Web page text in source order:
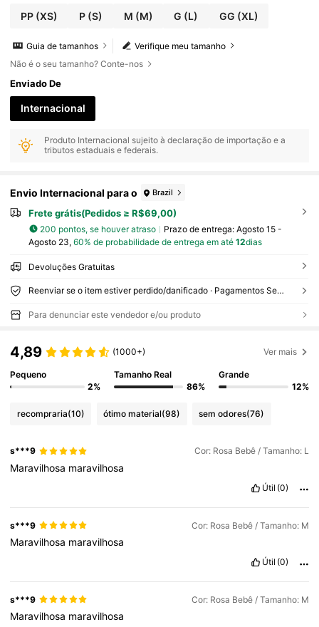
PP(XS) P(S) M (M) G (L) GG (XL)
Verifique meu tamanho
Guia de tamanhos
Não é o seu tamanho? Conte-nos
Enviado De
Internacional
Produto Internacional sujeito à declaração de importação e a
tributos estaduais e federais.
Envio Internacional para o Brazil
Frete grátis(Pedidos ≥ R$69,00)
200 pontos, se houver atraso Prazo de entrega: Agosto 15 -
Agosto 23, 60% de probabilidade de entrega em até 12dias
Devoluções Gratuitas
Reenviar se o item estiver perdido/danificado · Pagamentos Seguros · Proteção de privacidade
Para denunciar este vendedor e/ou produto
4,89 (1000+) Ver mais
Pequeno
2%
Tamanho Real
86%
Grande
12%
recompraria(10) ótimo material(98) sem odores(76)
s***9 Cor: Rosa Bebê / Tamanho: L
Maravilhosa maravilhosa
Útil (0)
s***9 Cor: Rosa Bebê / Tamanho: M
Maravilhosa maravilhosa
Útil (0)
s***9 Cor: Rosa Bebê / Tamanho: M
Maravilhosa maravilhosa